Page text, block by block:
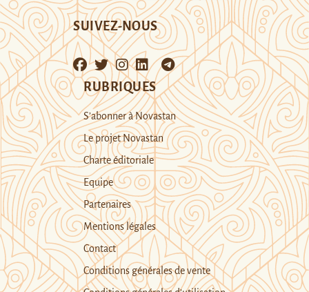
SUIVEZ-NOUS
RUBRIQUES
S’abonner à Novastan
Le projet Novastan
Charte éditoriale
Equipe
Partenaires
Mentions légales
Contact
Conditions générales de vente